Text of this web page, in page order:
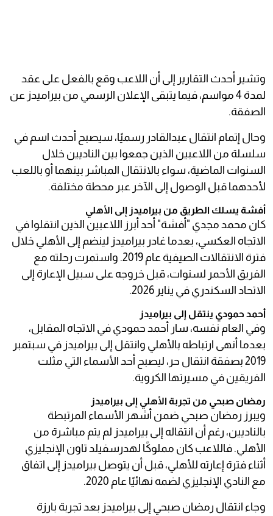
وتشير أحدث التقارير إلى أن اللاعب وقع بالفعل على عقد
لمدة 4 مواسم، فيما يتبقى الإعلان الرسمي من بيراميدز عن
الصفقة.
وحال إتمام انتقال عبدالقادر رسميًا، سيصبح أحدث اسم في
سلسلة من اللاعبين الذين جمعوا بين الناديين خلال
السنوات الماضية، سواء بالانتقال المباشر بينهما أو باللعب
لأحدهما قبل الوصول إلى الآخر عبر محطة مختلفة.
أفشة يسلك الطريق من بيراميدز إلى الأهلي
كان محمد مجدي "أفشة" أحد أبرز اللاعبين الذين انتقلوا في
الاتجاه العكسي، بعدما غادر بيراميدز لينضم إلى الأهلي خلال
فترة الانتقالات الصيفية عام 2019. واستمرت رحلته مع
الفريق الأحمر لسنوات، قبل خروجه على سبيل الإعارة إلى
الاتحاد السكندري في يناير 2026.
أحمد حمودي ينتقل إلى بيراميدز
وفي العام نفسه، سار أحمد حمودي في الاتجاه المقابل،
بعدما أنهى ارتباطه بالأهلي وانتقل إلى بيراميدز في سبتمبر
2019 بصفقة انتقال حر، ليصبح أحد الأسماء التي مثلت
الفريقين في مسيرتها الكروية.
رمضان صبحي من تجربة الأهلي إلى بيراميدز
ويبرز رمضان صبحي ضمن أشهر الأسماء المرتبطة
بالناديين، رغم أن انتقاله إلى بيراميدز لم يتم مباشرة من
الأهلي. فاللاعب كان مملوكًا لهدرسفيلد تاون الإنجليزي
أثناء فترة إعارته للأهلي، قبل أن يتوصل بيراميدز إلى اتفاق
مع النادي الإنجليزي لضمه نهائيًا عام 2020.
وجاء انتقال رمضان صبحي إلى بيراميدز بعد تجربة بارزة